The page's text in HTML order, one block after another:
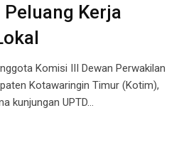
Kerja
Komisi III Dewan Perwakilan
Kotawaringin Timur (Kotim),
kunjungan UPTD…